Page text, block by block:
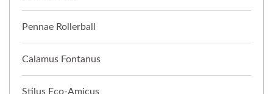
Pennae Rollerball
Calamus Fontanus
Stilus Eco-Amicus